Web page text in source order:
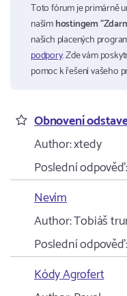
Toto fórum je primárně
našímhostingem
našich placených
podpory. Zde vám
pomoc k řešení vašeho
Obnovení
Author:xtedy
Poslední odpověď:
Nevím
Author:Tobiáš
Poslední odpověď:
Kódy Agrofert